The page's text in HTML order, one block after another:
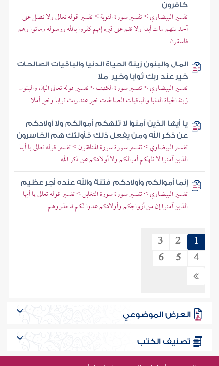
كافرون
تفسير البيضاوي > تفسير سورة التوبة > تفسير قوله تعالى ولا تصل على
أحد منهم مات أبدا ولا تقم على قبره إنهم كفروا بالله ورسوله وماتوا وهم
فاسقون
المال والبنون زينة الحياة الدنيا والباقيات الصالحات
خير عند ربك ثوابا وخير أملا
تفسير البيضاوي > تفسير سورة الكهف > تفسير قوله تعالى المال والبنون
زينة الحياة الدنيا والباقيات الصالحات خير عند ربك ثوابا وخير أملا
يا أيها الذين آمنوا لا تلهكم أموالكم ولا أولادكم
عن ذكر الله ومن يفعل ذلك فأولئك هم الخاسرون
تفسير البيضاوي > تفسير سورة سورة المنافقون > تفسير قوله تعالى يا أيها
الذين آمنوا لا تلهكم أموالكم ولا أولادكم عن ذكر الله
إنما أموالكم وأولادكم فتنة والله عنده أجر عظيم
تفسير البيضاوي > تفسير سورة سورة التغابن > تفسير قوله تعالى يا أيها
الذين آمنوا إن من أزواجكم وأولادكم عدوا لكم فاحذروهم
1
2
3
4
5
6
العرض الموضوعي
تصنيف الكتب